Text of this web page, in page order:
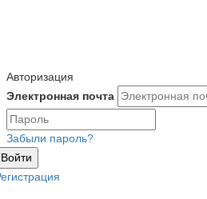
Авторизация
Электронная почта
Забыли пароль?
Войти